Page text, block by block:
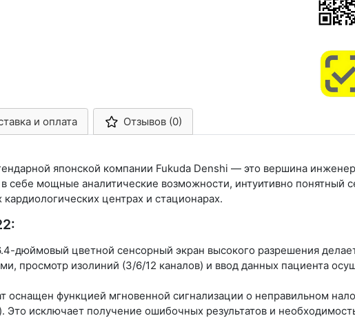
и оплата Отзывов (0)
японской компании Fukuda Denshi — это вершина
себе мощные аналитические возможности, интуитивно понятный
центрах и стационарах.
дюймовый цветной сенсорный экран высокого разрешения
просмотр изолиний (3/6/12 каналов) и ввод данных пациента
оснащен функцией мгновенной сигнализации о неправильном
Это исключает получение ошибочных результатов и